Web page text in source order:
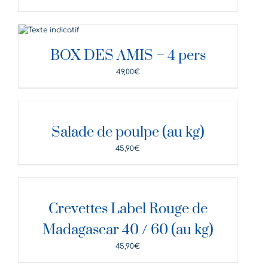
DÉTAILS
BOX DES AMIS – 4 pers
49,00€
Salade de poulpe (au kg)
45,90€
Crevettes Label Rouge de
Madagascar 40 / 60 (au kg)
45,90€